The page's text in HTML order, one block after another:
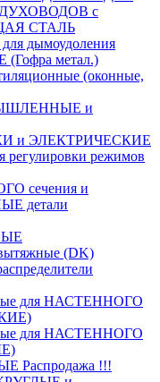
с
СТАЛЬ
дымоудоления
метал.)
(оконные,
и
и ЭЛЕКТРИЧЕСКИЕ
режимов
сечения и
детали
(DK)
для НАСТЕННОГО
для НАСТЕННОГО
Распродажа !!!